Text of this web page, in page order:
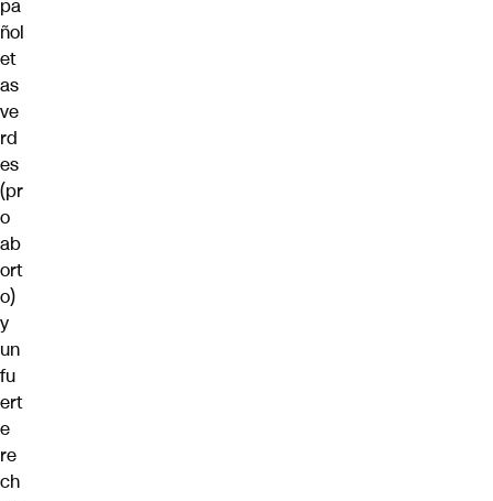
pa
ñol
et
as
ve
rd
es
(pr
o
ab
ort
o)
y
un
fu
ert
e
re
ch